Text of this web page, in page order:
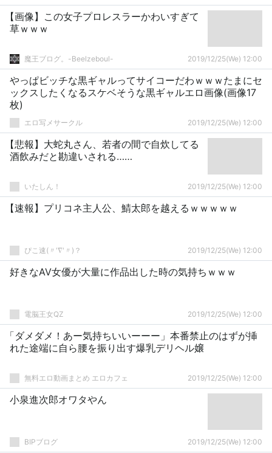
【画像】この女子プロレスラーかわいすぎて
草ｗｗｗ
魔王ブログ。-Beelzeboul- 2019/12/25(We) 12:00
やっぱビッチな黒ギャルってサイコーだわｗｗｗたまにセ
ックスしたくなるスケベそうな黒ギャルエロ画像(画像17
枚)
エロ写メサークル 2019/12/25(We) 12:00
【悲報】大蛇丸さん、若者の間で自炊してる
酒飲みだと勘違いされる……
いたしん！ 2019/12/25(We) 12:00
【速報】プリコネ主人公、鯖太郎を越えるｗｗｗｗｗ
ぴこ速(〃'∇'〃)？ 2019/12/25(We) 12:00
好きなAV女優が大量に作品出した時の気持ちｗｗｗ
電脳王女QZ 2019/12/25(We) 12:00
「ダメダメ！あー気持ちいいーーー」本番禁止のはずが挿
れた途端に自ら腰を振り出す爆乳デリヘル嬢
無料エロ動画まとめ エロカフェ 2019/12/25(We) 12:00
小泉進次郎オワタやん
BIPブログ 2019/12/25(We) 12:00